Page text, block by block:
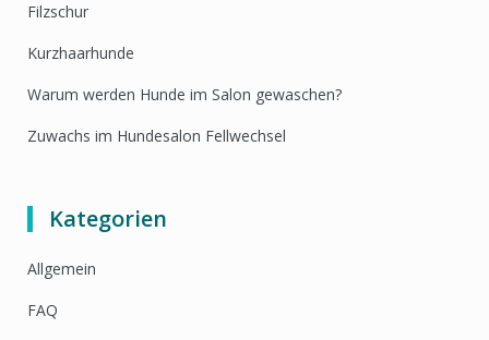
Filzschur
Kurzhaarhunde
Warum werden Hunde im Salon gewaschen?
Zuwachs im Hundesalon Fellwechsel
Kategorien
Allgemein
FAQ